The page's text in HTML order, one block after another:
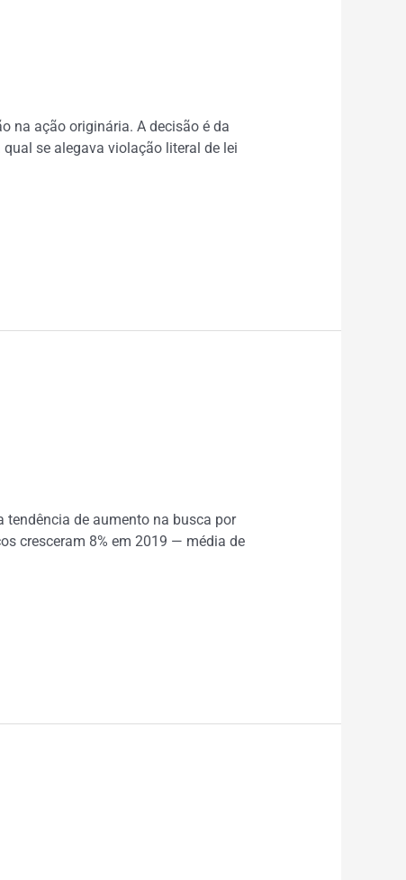
na ação originária. A decisão é da
se alegava violação literal de lei
de aumento na busca por
cresceram 8% em 2019 — média de